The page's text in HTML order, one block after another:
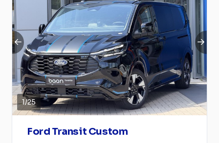
1/25
Ford Transit Custom